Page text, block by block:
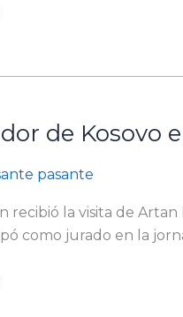
de Kosovo
pasante
recibió la visita de
como jurado en la